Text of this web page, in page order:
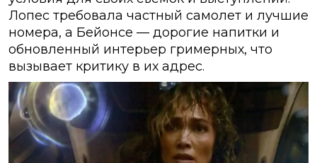
Лопес требовала частный самолет и лучшие
номера, а Бейонсе — дорогие напитки и
обновленный интерьер гримерных, что
вызывает критику в их адрес.